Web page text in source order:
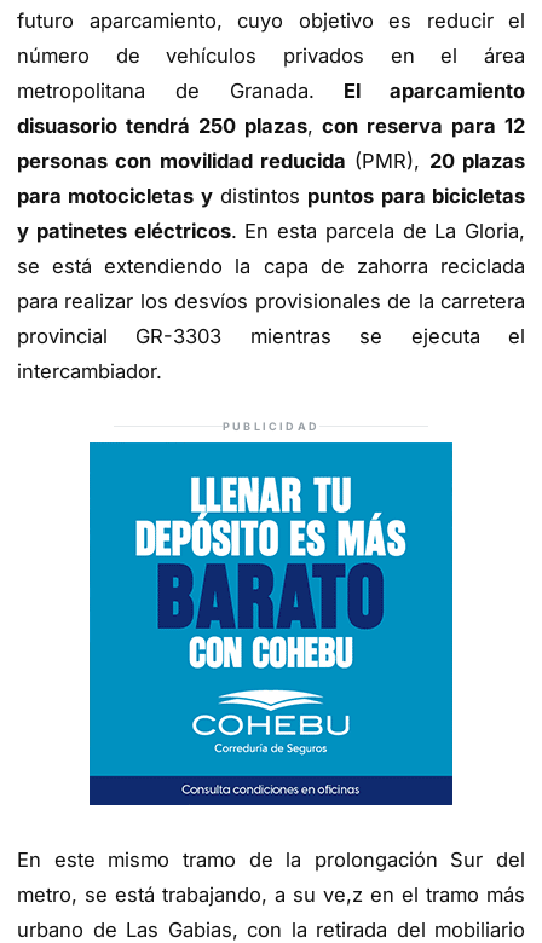
futuro aparcamiento, cuyo objetivo es reducir el
número de vehículos privados en el área
metropolitana de Granada. El aparcamiento
disuasorio tendrá 250 plazas,con reserva para 12
personas con movilidad reducida (PMR), 20 plazas
para motocicletas ydistintos puntos para bicicletas
y patinetes eléctricos. En esta parcela de La Gloria,
se está extendiendo la capa de zahorra reciclada
para realizar los desvíos provisionales de la carretera
provincial GR-3303 mientras se ejecuta el
intercambiador.
PUBLICIDAD
En este mismo tramo de la prolongación Sur del
metro, se está trabajando, a su ve,z en el tramo más
urbano de Las Gabias, con la retirada del mobiliario